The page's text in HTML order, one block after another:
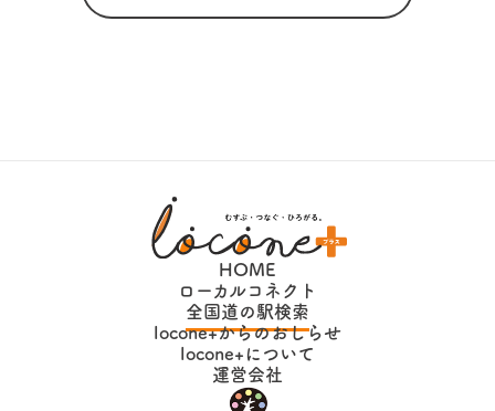
HOME
ローカルコネクト
全国道の駅検索
locone+からのおしらせ
locone+について
運営会社